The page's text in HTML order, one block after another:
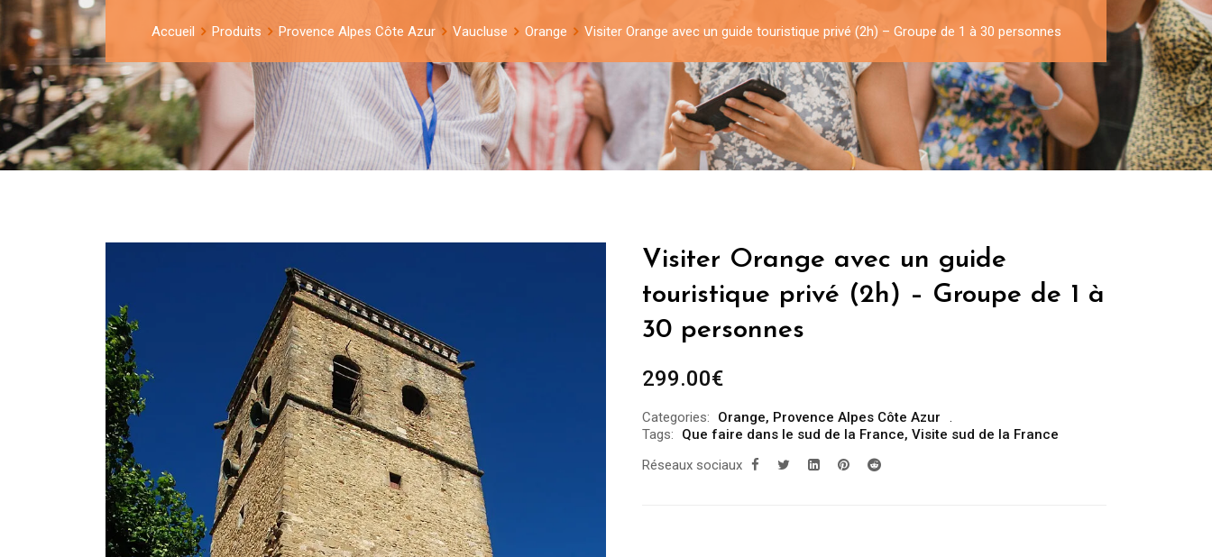
Accueil Produits Provence Alpes Côte Azur Vaucluse Orange Visiter Orange avec un guide touristique privé (2h) – Groupe de 1 à 30 personnes
Visiter Orange avec un guide
touristique privé (2h) – Groupe de 1 à
30 personnes
299.00€
Categories: Orange, Provence Alpes Côte Azur
Tags:
Que faire dans le sud de la France, Visite sud de la France
Réseaux sociaux